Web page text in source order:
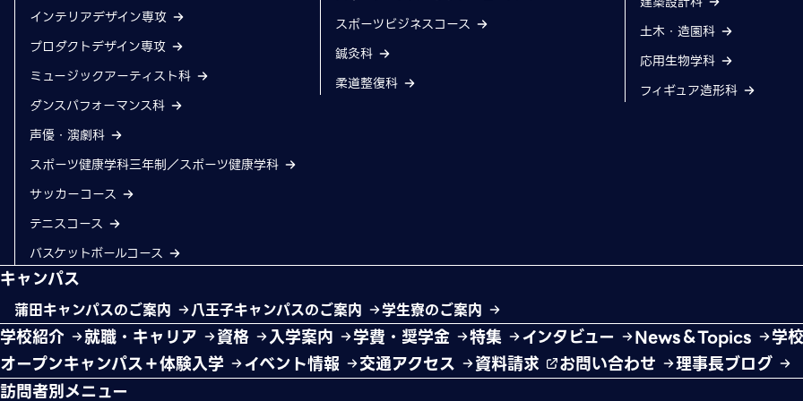
インテリアデザイン専攻
プロダクトデザイン専攻
ミュージックアーティスト科
ダンスパフォーマンス科
声優・演劇科
スポーツ健康学科三年制／スポーツ健康学科
サッカーコース
テニスコース
バスケットボールコース
スポーツビジネスコース
鍼灸科
柔道整復科
土木・造園科
応用生物学科
フィギュア造形科
キャンパス
蒲田キャンパスのご案内 八王子キャンパスのご案内 学生寮のご案内
学校紹介 就職・キャリア 資格 入学案内 学費・奨学金 特集 インタビュー News＆Topics
学
オープンキャンパス＋体験入学
イベント情報 交通アクセス 資料請求 お問い合わせ
理事長ブログ
訪問者別メニュー